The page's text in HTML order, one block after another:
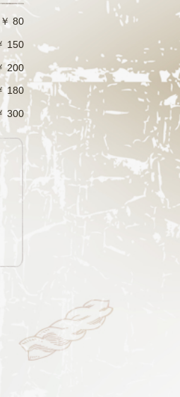
￥ 80
150
200
180
300